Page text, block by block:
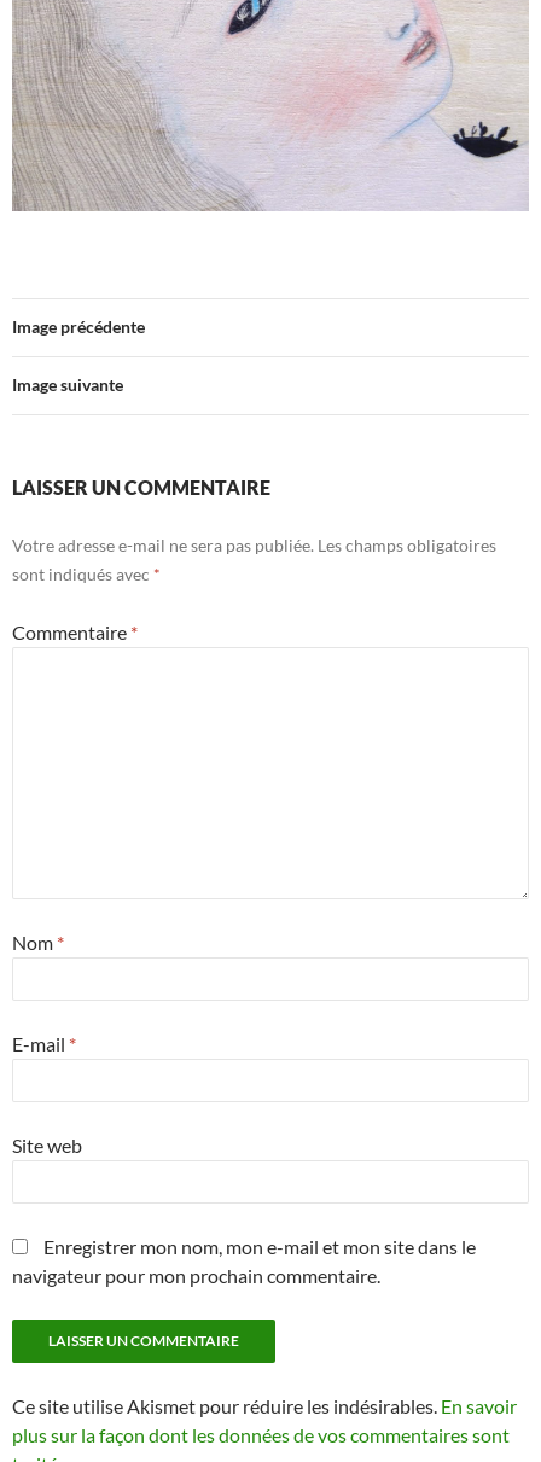
Image précédente
Image suivante
LAISSER UN COMMENTAIRE
Votre adresse e-mail ne sera pas publiée. Les champs obligatoires
sont indiqués avec *
Commentaire *
Nom *
E-mail *
Site web
Enregistrer mon nom, mon e-mail et mon site dans le
navigateur pour mon prochain commentaire.
Ce site utilise Akismet pour réduire les indésirables. En savoir
plus sur la façon dont les données de vos commentaires sont